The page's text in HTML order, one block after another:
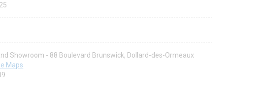
Showroom - 88 Boulevard Brunswick, Dollard-des-Ormeaux
Maps